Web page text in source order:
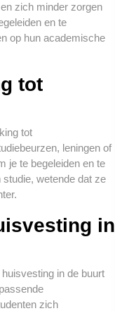
zich minder zorgen
en te
op hun academische
tot
tot
leningen of
je te begeleiden en te
wetende dat ze
in
in de buurt
zich